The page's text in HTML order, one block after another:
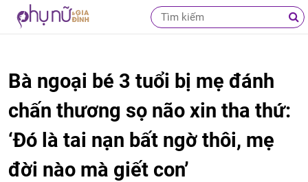
Bà ngoại bé 3 tuổi bị mẹ đánh
chấn thương sọ não xin tha thứ:
‘Đó là tai nạn bất ngờ thôi, mẹ
đời nào mà giết con’